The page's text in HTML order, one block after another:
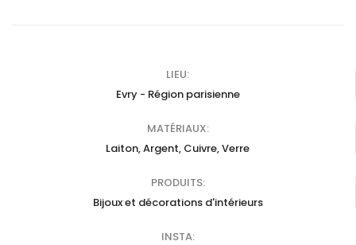
LIEU:
Evry - Région parisienne
MATÉRIAUX:
Laiton, Argent, Cuivre, Verre
PRODUITS:
Bijoux et décorations d'intérieurs
INSTA: